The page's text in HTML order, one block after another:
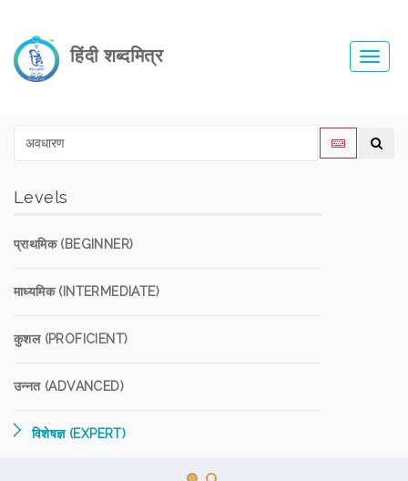
हिंदी शब्दमित्र
Levels
प्राथमिक (BEGINNER)
माध्यमिक (INTERMEDIATE)
कुशल (PROFICIENT)
उन्नत (ADVANCED)
विशेषज्ञ (EXPERT)